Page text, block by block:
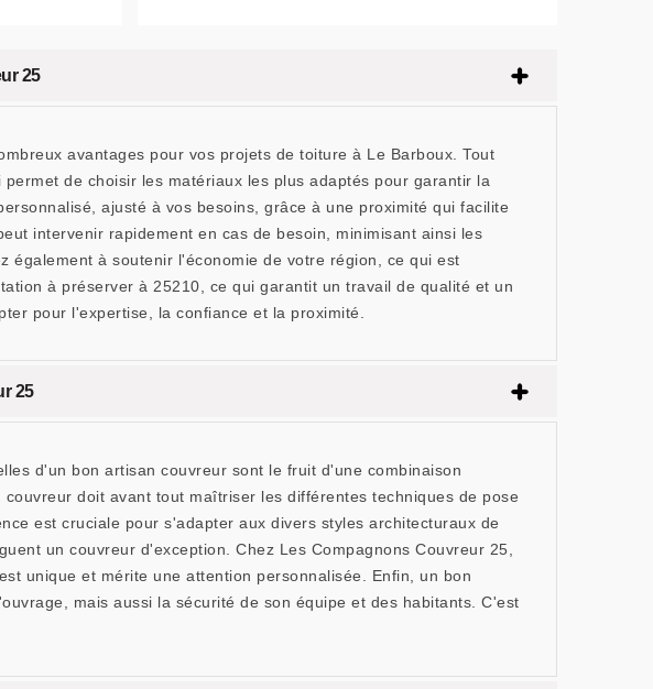
25
avantages pour vos projets de toiture à Le Barboux. Tout
de choisir les matériaux les plus adaptés pour garantir la
ajusté à vos besoins, grâce à une proximité qui facilite
intervenir rapidement en cas de besoin, minimisant ainsi les
également à soutenir l'économie de votre région, ce qui est
à préserver à 25210, ce qui garantit un travail de qualité et un
pour l'expertise, la confiance et la proximité.
25
d'un bon artisan couvreur sont le fruit d'une combinaison
doit avant tout maîtriser les différentes techniques de pose
est cruciale pour s'adapter aux divers styles architecturaux de
un couvreur d'exception. Chez Les Compagnons Couvreur 25,
unique et mérite une attention personnalisée. Enfin, un bon
mais aussi la sécurité de son équipe et des habitants. C'est